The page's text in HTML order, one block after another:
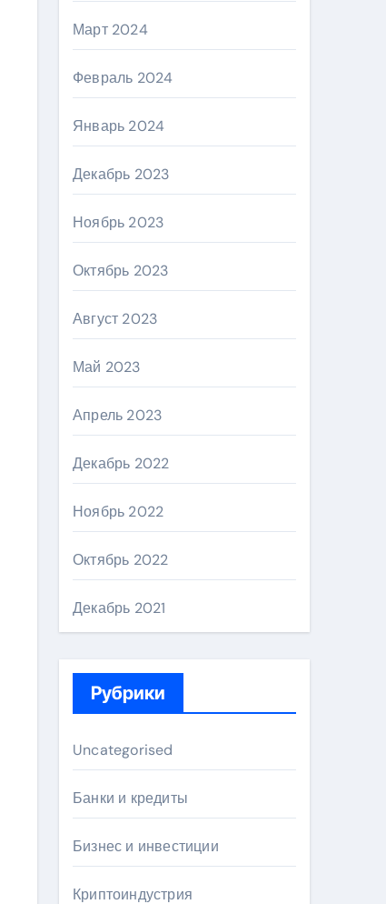
Март 2024
Февраль 2024
Январь 2024
Декабрь 2023
Ноябрь 2023
Октябрь 2023
Август 2023
Май 2023
Апрель 2023
Декабрь 2022
Ноябрь 2022
Октябрь 2022
Декабрь 2021
Рубрики
Uncategorised
Банки и кредиты
Бизнес и инвестиции
Криптоиндустрия